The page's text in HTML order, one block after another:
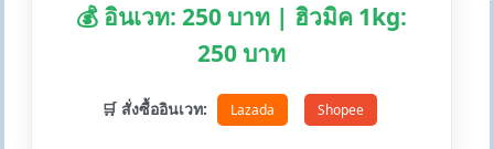
💰 อินเวท: 250 บาท | ฮิวมิค 1kg:
250 บาท
🛒 สั่งซื้ออินเวท: Lazada Shopee